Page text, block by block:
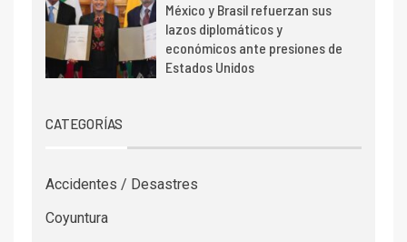
México y Brasil refuerzan sus
lazos diplomáticos y
económicos ante presiones de
Estados Unidos
CATEGORÍAS
Accidentes / Desastres
Coyuntura